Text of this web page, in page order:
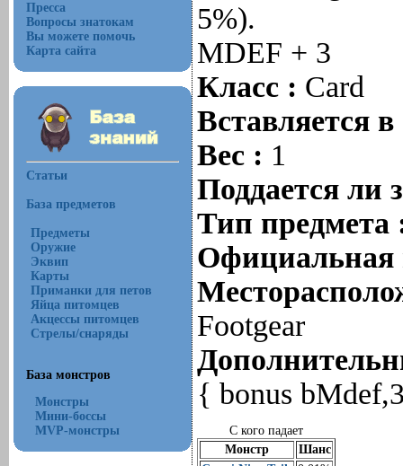
Пресса
Вопросы знатокам
Вы можете помочь
Карта сайта
Статьи
База предметов
Предметы
Оружие
Эквип
Карты
Приманки для петов
Яйца питомцев
Акцессы питомцев
Стрелы/снаряды
База монстров
Монстры
Мини-боссы
MVP-монстры
5%).
MDEF + 3
Класс : Card
Вставляется
Вес : 1
Поддается ли
Тип
Footgear
{ bonus
С кого падает
Монстр
Шанс